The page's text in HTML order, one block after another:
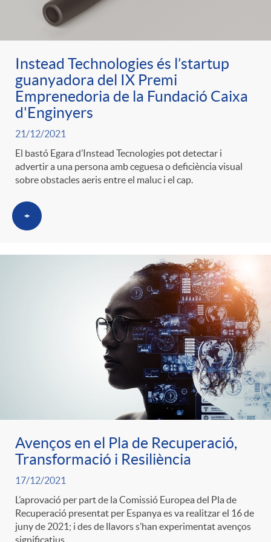
r
a
S
a
l
a
e
n
s
p
e
r
c
a
t
i
e
s
e
n
i
d
o
A
F
i
l
c
a
d
o
r
n
t
i
Instead Technologies és l’startup
guanyadora del IX Premi
Emprenedoria de la Fundació Caixa
d'Enginyers
21/12/2021
El bastó Egara d’Instead Tecnologies pot detectar i
advertir a una persona amb ceguesa o deficiència visual
sobre obstacles aeris entre el maluc i el cap.
+
Avenços en el Pla de Recuperació,
Transformació i Resiliència
17/12/2021
L’aprovació per part de la Comissió Europea del Pla de
Recuperació presentat per Espanya es va realitzar el 16 de
juny de 2021; i des de llavors s’han experimentat avenços
significatius.